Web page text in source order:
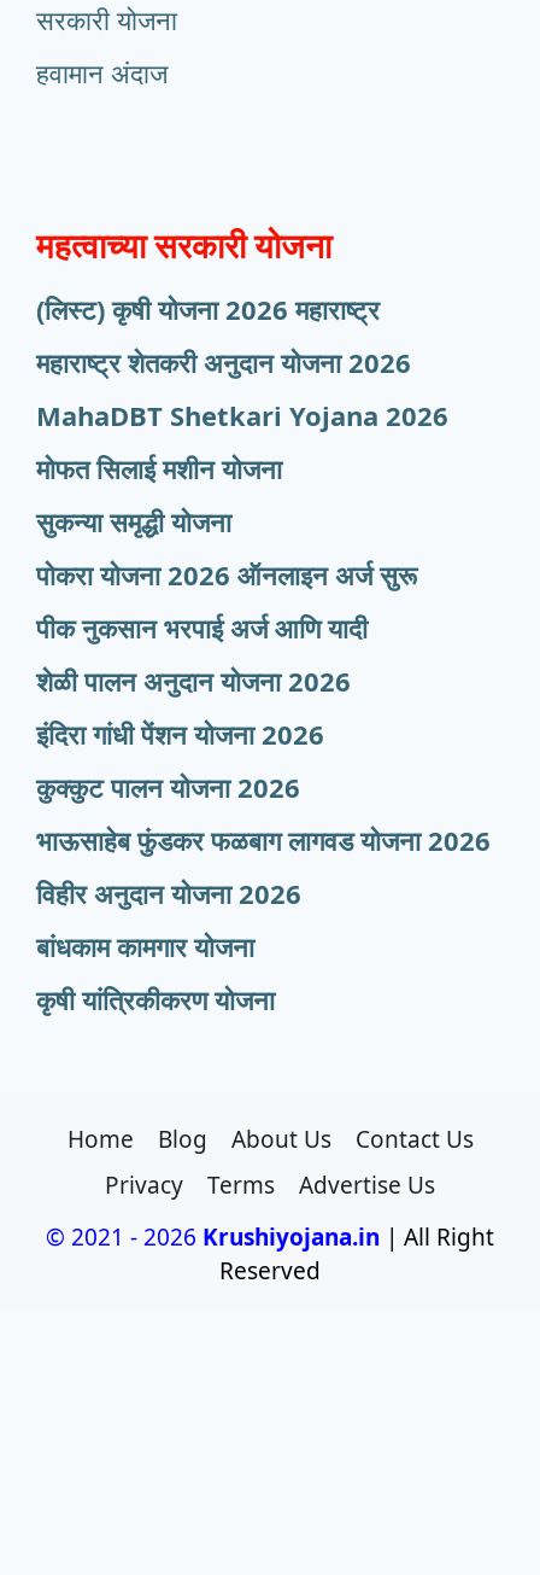
सरकारी योजना
हवामान अंदाज
महत्वाच्या सरकारी योजना
(लिस्ट) कृषी योजना 2026 महाराष्ट्र
महाराष्ट्र शेतकरी अनुदान योजना 2026
MahaDBT Shetkari Yojana 2026
मोफत सिलाई मशीन योजना
सुकन्या समृद्धी योजना
पोकरा योजना 2026 ऑनलाइन अर्ज सुरू
पीक नुकसान भरपाई अर्ज आणि यादी
शेळी पालन अनुदान योजना 2026
इंदिरा गांधी पेंशन योजना 2026
कुक्कुट पालन योजना 2026
भाऊसाहेब फुंडकर फळबाग लागवड योजना 2026
विहीर अनुदान योजना 2026
बांधकाम कामगार योजना
कृषी यांत्रिकीकरण योजना
Home Blog About Us
Contact Us
Privacy
Terms
Advertise Us
© 2021 - 2026 Krushiyojana.in | All Right
Reserved